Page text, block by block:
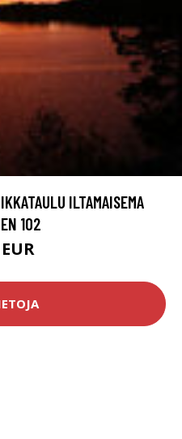
ILTAMAISEMA
102